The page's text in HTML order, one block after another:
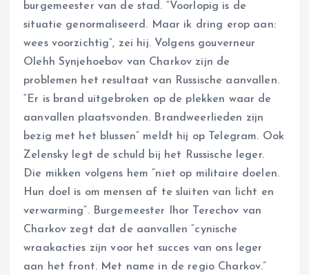
burgemeester van de stad. “Voorlopig is de
situatie genormaliseerd. Maar ik dring erop aan:
wees voorzichtig”, zei hij. Volgens gouverneur
Olehh Synjehoebov van Charkov zijn de
problemen het resultaat van Russische aanvallen.
“Er is brand uitgebroken op de plekken waar de
aanvallen plaatsvonden. Brandweerlieden zijn
bezig met het blussen” meldt hij op Telegram. Ook
Zelensky legt de schuld bij het Russische leger.
Die mikken volgens hem “niet op militaire doelen.
Hun doel is om mensen af te sluiten van licht en
verwarming”. Burgemeester Ihor Terechov van
Charkov zegt dat de aanvallen “cynische
wraakacties zijn voor het succes van ons leger
aan het front. Met name in de regio Charkov.”